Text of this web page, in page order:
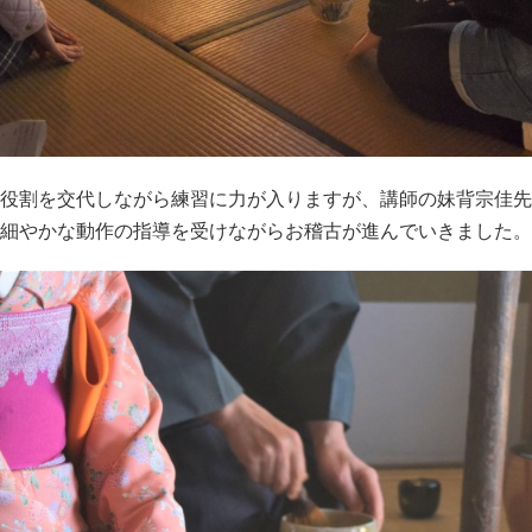
割を交代しながら練習に力が入りますが、講師の妹背宗佳
細やかな動作の指導を受けながらお稽古が進んでいきました。